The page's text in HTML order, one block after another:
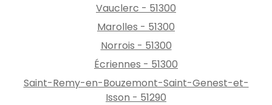
Vauclerc - 51300
Marolles - 51300
Norrois - 51300
Écriennes - 51300
Saint-Remy-en-Bouzemont-Saint-Genest-et-
Isson - 51290